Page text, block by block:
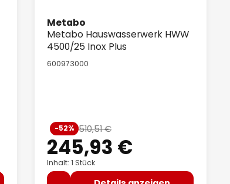
Metabo
Metabo Hauswasserwerk HWW
4500/25 Inox Plus
600973000
Verkaufspreis:
245,93 €
Regulärer Preis:
510,51 €
-52%
Inhalt: 1 Stück